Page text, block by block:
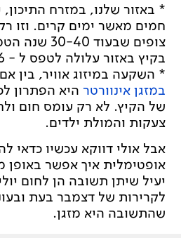
* באזור שלנו, במזרח
חמים מאשר ימים קרים. וזו
צופים
בקיץ באזור עלולה לטפס ל - 46 מעלות ביום!
* השקעה במיזוג אוויר, בין
במזגן אינוורטר היא הפתרון
של הקיץ. לא רק עומס חום
צעקות והמולת ילדים.
אבל אולי דווקא עכשיו כדאי
אופטימלית איך אפשר באופן
יעיל שיתן תשובה הן לחום
לקרירות של דצמבר בעת
שהתשובה היא מזגן.